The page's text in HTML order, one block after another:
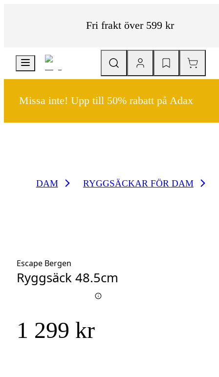
Fri frakt över 599 kr
Missa inte! Upp till 50% rabatt på Adax
DAM RYGGSÄCKAR FÖR DAM
Escape Bergen
Ryggsäck 48.5cm
1 299 kr